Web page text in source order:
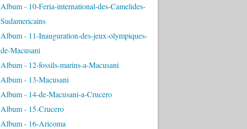
Album - 10-Feria-international-des-Camelides-
Sudamericains
Album - 11-Inauguration-des-jeux-olympiques-
de-Macusani
Album - 12-fossils-marins-a-Macusani
Album - 13-Macusani
Album - 14-de-Macusani-a-Crucero
Album - 15-Crucero
Album - 16-Aricoma